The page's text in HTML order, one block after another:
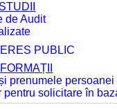
de Audit
PUBLIC
prenumele
pentru solicitare în